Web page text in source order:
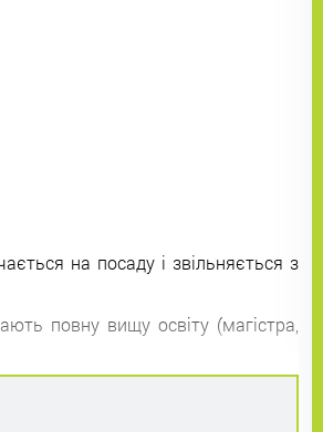
на посаду і звільняється з
повну вищу освіту (магістра,